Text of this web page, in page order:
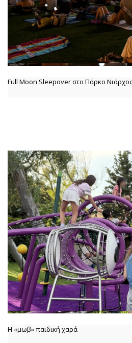
Full Moon Sleepover στο Πάρκο
Η «μωβ» παιδική χαρά